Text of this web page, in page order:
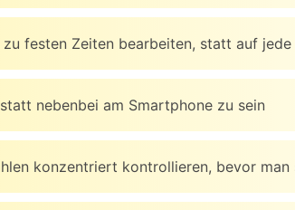
zu festen Zeiten bearbeiten, statt auf
nebenbei am Smartphone zu sein
konzentriert kontrollieren, bevor